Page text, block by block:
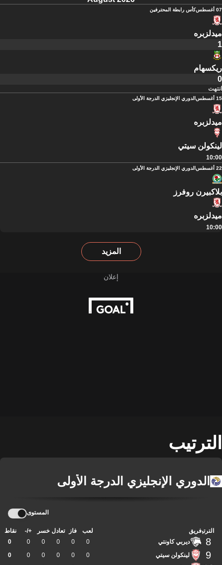
07 أغسطس كأس رابطة المحترفين
ميدلزبره
1
ريكسهام
0
انتهت
15 أغسطس الدوري الإنجليزي الدرجة الأولى
ميدلزبره
لينكولن سيتي
10:00
22 أغسطس الدوري الإنجليزي الدرجة الأولى
بلاكبيرن روفرز
ميدلزبره
10:00
المزيد
الترتيب
الدوري الإنجليزي الدرجة الأولى
المستوى
الترتيبفريق لعب فاز تعادل خسر +/- نقاط
8 ديربي كاونتي 0
0
0
0
0
0
9 لينكولن سيتي 0
0
0
0
0
0